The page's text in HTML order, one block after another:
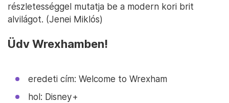
részletességgel mutatja be a modern kori brit
alvilágot. (Jenei Miklós)
Üdv Wrexhamben!
eredeti cím: Welcome to Wrexham
hol: Disney+